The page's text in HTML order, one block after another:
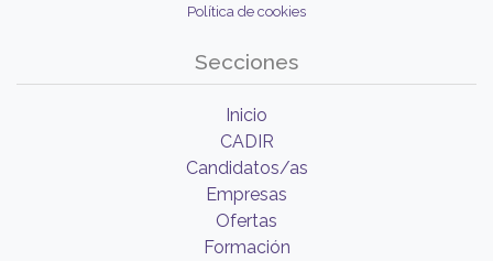
Política de cookies
Secciones
Inicio
CADIR
Candidatos/as
Empresas
Ofertas
Formación